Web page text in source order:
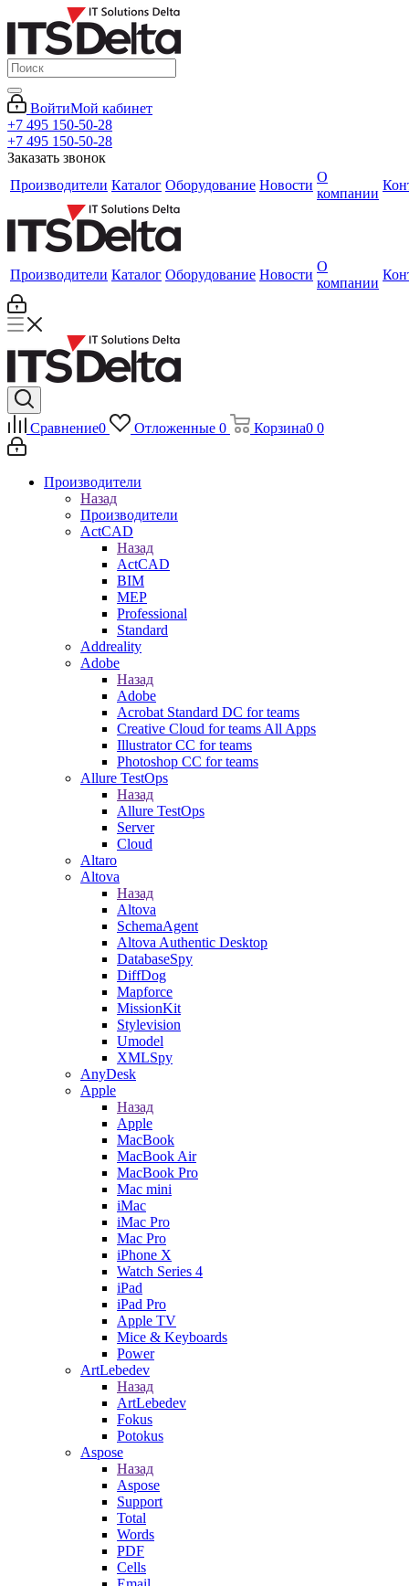
ВойтиМой кабинет
+7 495 150-50-28
+7 495 150-50-28
Заказать звонок
Производители Каталог Оборудование Новости
О
компании
Производители Каталог Оборудование Новости
О
компании
Сравнение0 Отложенные 0 Корзина0 0
Производители
Назад
Производители
ActCAD
Назад
ActCAD
BIM
MEP
Professional
Standard
Addreality
Adobe
Назад
Adobe
Acrobat Standard DC for teams
Creative Cloud for teams All Apps
Illustrator CC for teams
Photoshop CC for teams
Allure TestOps
Назад
Allure TestOps
Server
Cloud
Altaro
Altova
Назад
Altova
SchemaAgent
Altova Authentic Desktop
DatabaseSpy
DiffDog
Mapforce
MissionKit
Stylevision
Umodel
XMLSpy
AnyDesk
Apple
Назад
Apple
MacBook
MacBook Air
MacBook Pro
Mac mini
iMac
iMac Pro
Mac Pro
iPhone X
Watch Series 4
iPad
iPad Pro
Apple TV
Mice & Keyboards
Power
ArtLebedev
Назад
ArtLebedev
Fokus
Potokus
Aspose
Назад
Aspose
Support
Total
Words
PDF
Cells